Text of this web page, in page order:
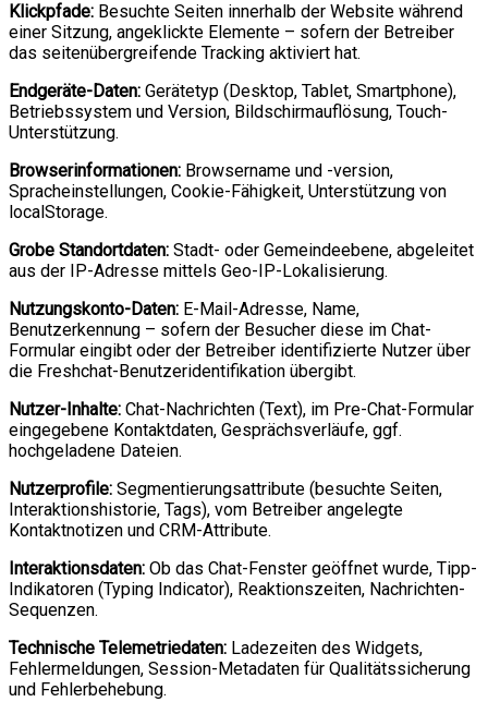
Klickpfade: Besuchte Seiten innerhalb der Website während
einer Sitzung, angeklickte Elemente – sofern der Betreiber
das seitenübergreifende Tracking aktiviert hat.
Endgeräte-Daten: Gerätetyp (Desktop, Tablet, Smartphone),
Betriebssystem und Version, Bildschirmauflösung, Touch-
Unterstützung.
Browserinformationen: Browsername und -version,
Spracheinstellungen, Cookie-Fähigkeit, Unterstützung von
localStorage.
Grobe Standortdaten: Stadt- oder Gemeindeebene, abgeleitet
aus der IP-Adresse mittels Geo-IP-Lokalisierung.
Nutzungskonto-Daten: E-Mail-Adresse, Name,
Benutzerkennung – sofern der Besucher diese im Chat-
Formular eingibt oder der Betreiber identifizierte Nutzer über
die Freshchat-Benutzeridentifikation übergibt.
Nutzer-Inhalte: Chat-Nachrichten (Text), im Pre-Chat-Formular
eingegebene Kontaktdaten, Gesprächsverläufe, ggf.
hochgeladene Dateien.
Nutzerprofile: Segmentierungsattribute (besuchte Seiten,
Interaktionshistorie, Tags), vom Betreiber angelegte
Kontaktnotizen und CRM-Attribute.
Interaktionsdaten: Ob das Chat-Fenster geöffnet wurde, Tipp-
Indikatoren (Typing Indicator), Reaktionszeiten, Nachrichten-
Sequenzen.
Technische Telemetriedaten: Ladezeiten des Widgets,
Fehlermeldungen, Session-Metadaten für Qualitätssicherung
und Fehlerbehebung.